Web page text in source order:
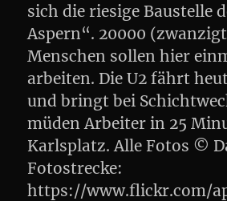
sich die riesige Baustelle
Aspern“. 20000
Menschen sollen hier
arbeiten. Die U2 fährt
und bringt bei
müden Arbeiter in 25
Karlsplatz. Alle Fotos ©
Fotostrecke:
https://www.flickr.com/